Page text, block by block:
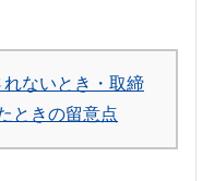
ないとき・取締
ときの留意点